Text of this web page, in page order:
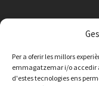
Per a oferir les millors
emmagatzemar i/o accedir
d'estes tecnologies ens